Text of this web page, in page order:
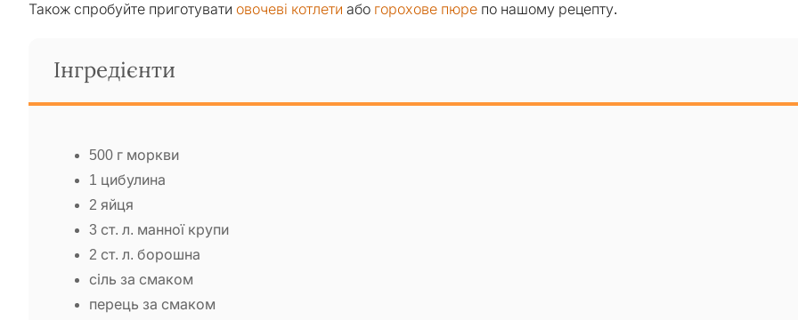
Також спробуйте приготувати овочеві котлети або горохове пюре по нашому рецепту.
Інгредієнти
500 г моркви
1 цибулина
2 яйця
3 ст. л. манної крупи
2 ст. л. борошна
сіль за смаком
перець за смаком